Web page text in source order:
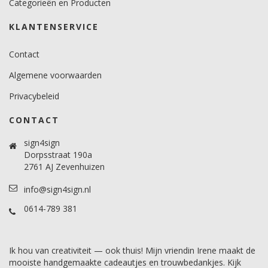
Categorieën en Producten
KLANTENSERVICE
Contact
Algemene voorwaarden
Privacybeleid
CONTACT
sign4sign
Dorpsstraat 190a
2761 AJ Zevenhuizen
info@sign4sign.nl
0614-789 381
Ik hou van creativiteit — ook thuis! Mijn vriendin Irene maakt de
mooiste handgemaakte cadeautjes en trouwbedankjes. Kijk